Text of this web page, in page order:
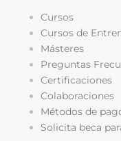
Cursos
Cursos de
Másteres
Preguntas
Certificaciones
Colaboraciones
Métodos de
Solicita beca